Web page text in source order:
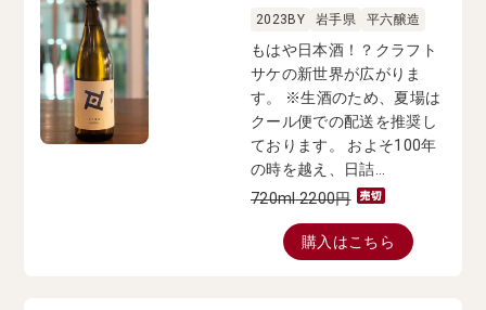
2023BY 岩手県 平六醸造
もはや日本酒！？クラフト
サケの新世界が広がりま
す。 ※生酒のため、夏場は
クール便での配送を推奨し
ております。 およそ100年
の時を越え、日詰...
720ml 2200円
購入はこちら